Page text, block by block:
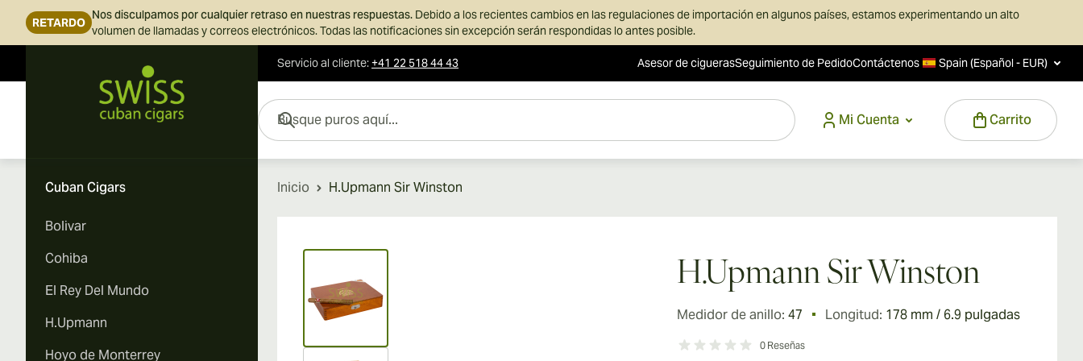
RETARDO
Nos disculpamos por cualquier retraso en nuestras respuestas. Debido a los recientes cambios en las regulaciones de importación en algunos países, estamos experimentando un alto
volumen de llamadas y correos electrónicos. Todas las notificaciones sin excepción serán respondidas lo antes posible.
Servicio al cliente:+41 22 518 44 43 Asesor de ciguerasSeguimiento de PedidoContáctenos Spain (Español - EUR)
Mi Cuenta
Carrito
Busque puros aquí...
Cuban Cigars
Bolivar
Cohiba
El Rey Del Mundo
H.Upmann
Hoyo de Monterrey
Inicio H.Upmann Sir Winston
View larger image
H.Upmann Sir Winston
Medidor de anillo: 47 Longitud: 178 mm / 6.9 pulgadas
0 Reseñas